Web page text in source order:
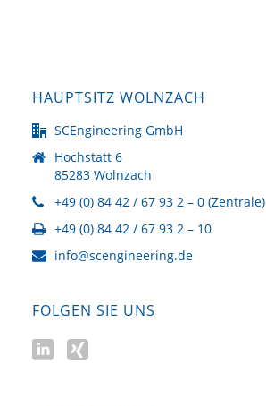
HAUPTSITZ WOLNZACH
SCEngineering GmbH
Hochstatt 6
85283 Wolnzach
+49 (0) 84 42 / 67 93 2 – 0 (Zentrale)
+49 (0) 84 42 / 67 93 2 – 10
info@scengineering.de
FOLGEN SIE UNS